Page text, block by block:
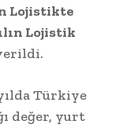
Lojistikte
Lojistik
Türkiye
değer, yurt